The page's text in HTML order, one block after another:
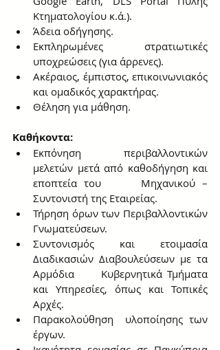
Κτηματολογίου κ.ά.).
Άδεια οδήγησης.
Εκπληρωμένες στρατιωτικές
υποχρεώσεις (για άρρενες).
Ακέραιος, έμπιστος, επικοινωνιακός
και ομαδικός χαρακτήρας.
Θέληση για μάθηση.
Καθήκοντα:
Εκπόνηση περιβαλλοντικών
μελετών μετά από καθοδήγηση και
εποπτεία του      Μηχανικού –
Συντονιστή της Εταιρείας.
Τήρηση όρων των Περιβαλλοντικών
Γνωματεύσεων.
Συντονισμός και ετοιμασία
Διαδικασιών Διαβουλεύσεων με τα
Αρμόδια      Κυβερνητικά Τμήματα
και Υπηρεσίες, όπως και Τοπικές
Αρχές.
Παρακολούθηση  υλοποίησης των
έργων.